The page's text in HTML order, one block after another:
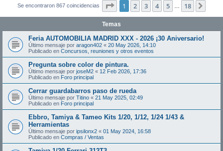
Se encontraron 867 coincidencias Página de 18
1 2 3 4 5 18
Temas
Feria AUTOMOBILIA MADRID XXX - 2026 ¡30 Aniversario!
Último mensaje por aragon402 « 20 May 2026, 14:10
Publicado en Concursos, reuniones y otros eventos
Pregunta sobre color de pintura.
Último mensaje por joseM2 « 12 Feb 2026, 17:36
Publicado en Foro principal
Cerrar guardabarros paso de rueda
Último mensaje por Titino « 21 May 2025, 02:49
Publicado en Foro principal
Ebbro, Tamiya & Tameo Kits 1/20, 1/12, 1/24 1/43 &
Herramientas
Último mensaje por ipsilonx2 « 01 May 2024, 16:58
Publicado en Compras / Ventas